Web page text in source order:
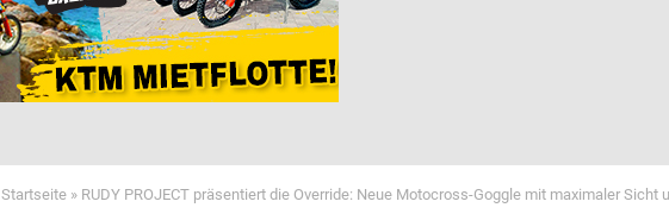
Startseite » RUDY PROJECT präsentiert die Override: Neue Motocross-Goggle mit maximaler Sicht